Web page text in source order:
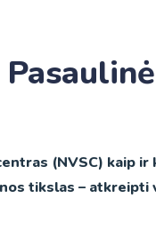
(NVSC) kaip
tikslas – atkreipti